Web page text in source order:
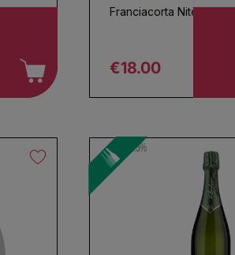
Franciacorta Nitens Brut
€18.00
12.5%